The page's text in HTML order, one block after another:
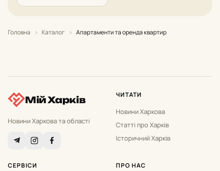
Головна › Каталог › Апартаменти та оренда квартир
Мій Харків
Новини Харкова та області
ЧИТАТИ
Новини Харкова
Статті про Харків
Історичний Харків
СЕРВІСИ ПРО НАС